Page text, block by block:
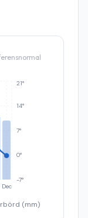
Dec
-7°
0°
7°
14°
21°
(mm)